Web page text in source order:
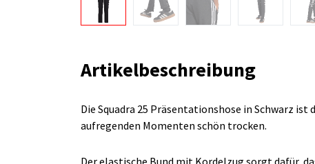
Artikelbeschreibung
Die Squadra 25 Präsentationshose in Schwarz
aufregenden Momenten schön trocken.